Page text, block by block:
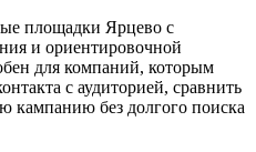
площадки Ярцево с
и ориентировочной
для компаний, которым
с аудиторией, сравнить
кампанию без долгого поиска